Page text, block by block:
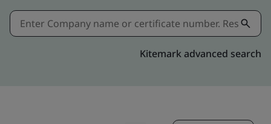
Kitemark advanced search